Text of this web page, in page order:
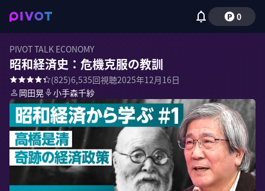
0
PIVOT TALK ECONOMY
昭和経済史：危機克服の教訓
(825)6,535回視聴2025年12月16日
岡田晃
小手森千紗